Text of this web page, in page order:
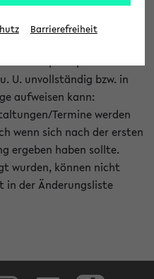
von den Lehrenden
und diese Änderungen
U. unvollständig bzw. in
aufweisen kann:
Termine werden
wenn sich nach der ersten
ergeben haben sollte.
wurden, können nicht
in der Änderungsliste
Barrierefreiheit